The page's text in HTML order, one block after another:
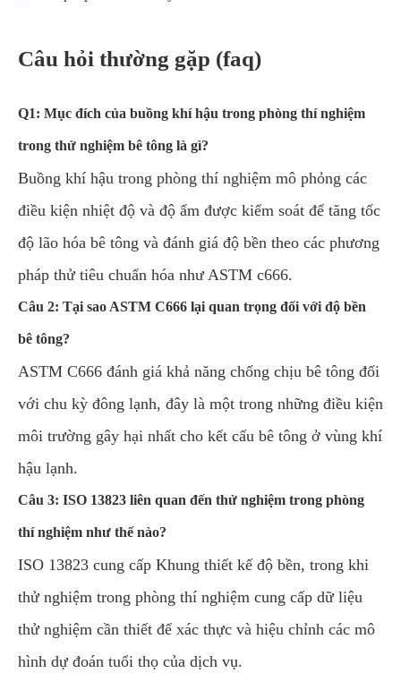
Câu hỏi thường gặp (faq)
Q1: Mục đích của buồng khí hậu trong phòng thí nghiệm
trong thử nghiệm bê tông là gì?
Buồng khí hậu trong phòng thí nghiệm mô phỏng các
điều kiện nhiệt độ và độ ẩm được kiểm soát để tăng tốc
độ lão hóa bê tông và đánh giá độ bền theo các phương
pháp thử tiêu chuẩn hóa như ASTM c666.
Câu 2: Tại sao ASTM C666 lại quan trọng đối với độ bền
bê tông?
ASTM C666 đánh giá khả năng chống chịu bê tông đối
với chu kỳ đông lạnh, đây là một trong những điều kiện
môi trường gây hại nhất cho kết cấu bê tông ở vùng khí
hậu lạnh.
Câu 3: ISO 13823 liên quan đến thử nghiệm trong phòng
thí nghiệm như thế nào?
ISO 13823 cung cấp Khung thiết kế độ bền, trong khi
thử nghiệm trong phòng thí nghiệm cung cấp dữ liệu
thử nghiệm cần thiết để xác thực và hiệu chỉnh các mô
hình dự đoán tuổi thọ của dịch vụ.